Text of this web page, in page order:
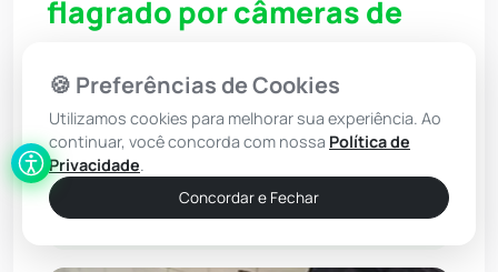
flagrado por câmeras de
21 Abr 2026 / 07:30
Por: Redação - Achei Sudoeste
Ouvir Notícia
🍪 Preferências de Cookies
Utilizamos cookies para melhorar sua experiência. Ao
continuar, você concorda com nossa Política de
Privacidade.
Concordar e Fechar